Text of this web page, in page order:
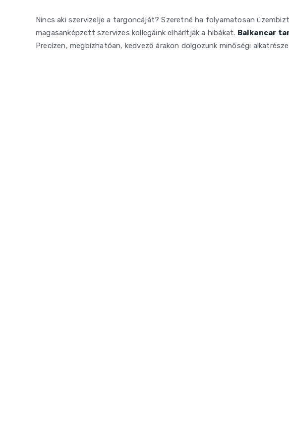
Nincs aki szervizelje a targoncáját? Szeretné ha folyamatosan
magasanképzett szervizes kollegáink elhárítják a hibákat. Balkancar
Precízen, megbízhatóan, kedvező árakon dolgozunk minőségi